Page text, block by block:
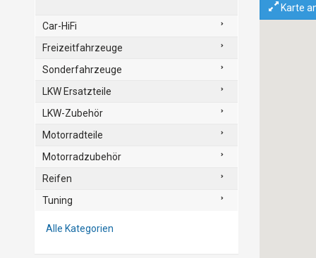
Karte
Car-HiFi
Freizeitfahrzeuge
Sonderfahrzeuge
LKW Ersatzteile
LKW-Zubehör
Motorradteile
Motorradzubehör
Reifen
Tuning
Alle Kategorien